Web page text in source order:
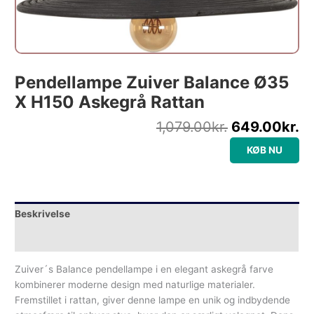
Pendellampe Zuiver Balance Ø35
X H150 Askegrå Rattan
1,079.00kr. 649.00kr.
KØB NU
Beskrivelse
Zuiver´s Balance pendellampe i en elegant askegrå farve
kombinerer moderne design med naturlige materialer.
Fremstillet i rattan, giver denne lampe en unik og indbydende